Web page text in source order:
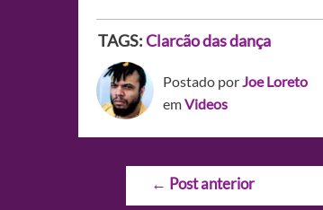
TAGS:Clarcão das dança
Postado porJoe Loreto
emVideos
Navegação
← Post anterior